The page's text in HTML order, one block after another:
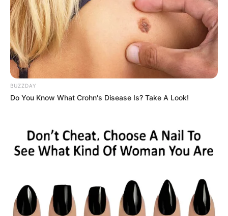
BUZZDAY
Do You Know What Crohn's Disease Is? Take A Look!